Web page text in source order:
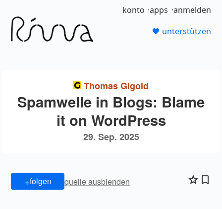
konto apps anmelden
💙 unterstützen
Thomas Gigold
Spamwelle in Blogs: Blame
it on WordPress
29. Sep. 2025
+folgen quelle ausblenden